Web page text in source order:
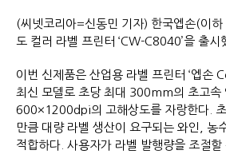
(씨넷코리아=신동민 기자) 한국엡손(이하
도 컬러 라벨 프린터 ‘CW-C8040’을 출시
이번 신제품은 산업용 라벨 프린터 ‘엡손
최신 모델로 초당 최대 300mm의 초고속
600×1200dpi의 고해상도를 자랑한다.
만큼 대량 라벨 생산이 요구되는 와인, 농
적합하다. 사용자가 라벨 발행량을 조절